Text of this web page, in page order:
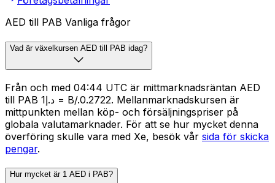
AED till PAB Vanliga frågor
Vad är växelkursen AED till PAB idag?
Från och med 04:44 UTC är mittmarknadsräntan AED
till PAB د.إ1 = B/.0.2722. Mellanmarknadskursen är
mittpunkten mellan köp- och försäljningspriser på
globala valutamarknader. För att se hur mycket denna
överföring skulle vara med Xe, besök vår sida för skicka
pengar.
Hur mycket är 1 AED i PAB?